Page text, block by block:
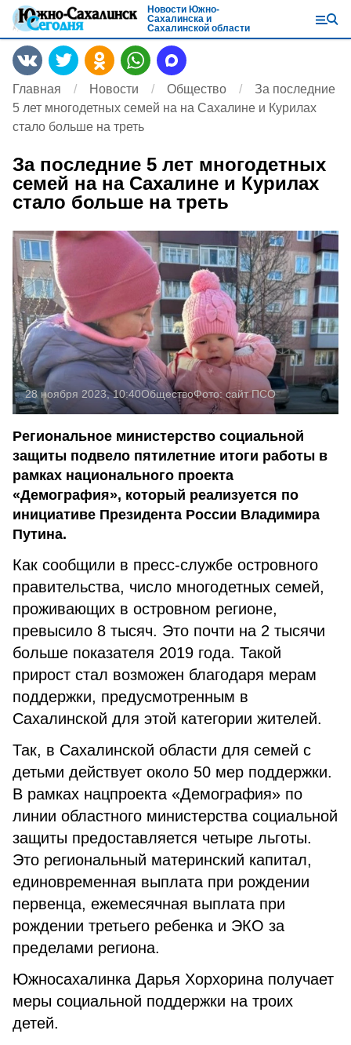
Новости Южно-
Сахалинска и
Сахалинской области
Главная Новости Общество
За последние
5 лет многодетных семей на на Сахалине и Курилах
стало больше на треть
За последние 5 лет многодетных
семей на на Сахалине и Курилах
стало больше на треть
28 ноября 2023, 10:40ОбществоФото: сайт ПСО
Региональное министерство социальной
защиты подвело пятилетние итоги работы в
рамках национального проекта
«Демография», который реализуется по
инициативе Президента России Владимира
Путина.
Как сообщили в пресс-службе островного
правительства, число многодетных семей,
проживающих в островном регионе,
превысило 8 тысяч. Это почти на 2 тысячи
больше показателя 2019 года. Такой
прирост стал возможен благодаря мерам
поддержки, предусмотренным в
Сахалинской для этой категории жителей.
Так, в Сахалинской области для семей с
детьми действует около 50 мер поддержки.
В рамках нацпроекта «Демография» по
линии областного министерства социальной
защиты предоставляется четыре льготы.
Это региональный материнский капитал,
единовременная выплата при рождении
первенца, ежемесячная выплата при
рождении третьего ребенка и ЭКО за
пределами региона.
Южносахалинка Дарья Хорхорина получает
меры социальной поддержки на троих
детей.